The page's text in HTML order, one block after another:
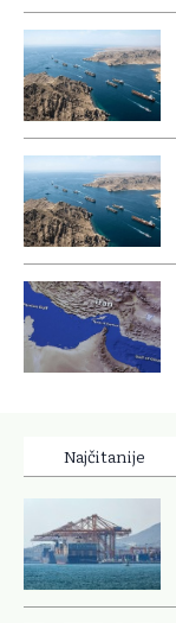
Najčitanije